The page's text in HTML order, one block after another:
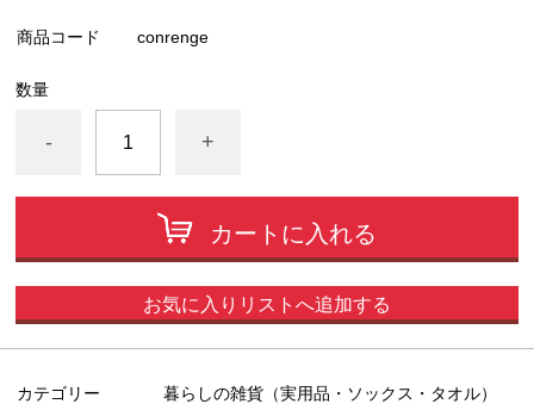
商品コード conrenge
数量
- +
カートに入れる
お気に入りリストへ追加する
カテゴリー 暮らしの雑貨（実用品・ソックス・タオル）